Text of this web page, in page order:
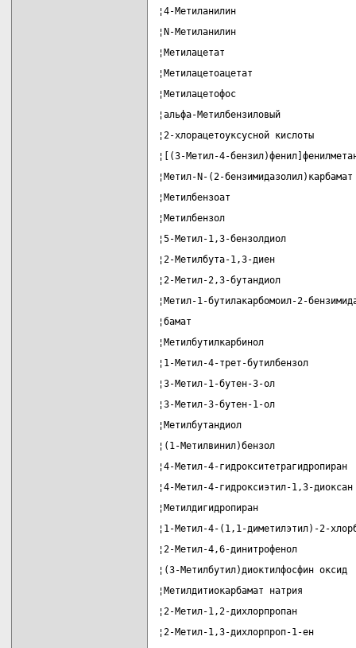
¦4-Метиланилин
¦N-Метиланилин
¦Метилацетат
¦Метилацетоацетат
¦Метилацетофос
¦альфа-Метилбензиловый
¦2-хлорацетоуксусной
¦[(3-Метил-4-
¦Метил-N-(2-
¦Метилбензоат
¦Метилбензол
¦5-Метил-1,3-бензолдиол
¦2-Метилбута-1,3-диен
¦2-Метил-2,3-бутандиол
¦Метил-1-бутилакарбомоил-2-
¦бамат
¦Метилбутилкарбинол
¦1-Метил-4-трет-
¦3-Метил-1-бутен-3-ол
¦3-Метил-3-бутен-1-ол
¦Метилбутандиол
¦(1-Метилвинил)бензол
¦4-Метил-4-
¦4-Метил-4-гидроксиэтил-1,3-
¦Метилдигидропиран
¦1-Метил-4-(1,1-диметилэтил)-2-
¦2-Метил-4,6-динитрофенол
¦(3-
¦Метилдитиокарбамат
¦2-Метил-1,2-дихлорпропан
¦2-Метил-1,3-дихлорпроп-1-